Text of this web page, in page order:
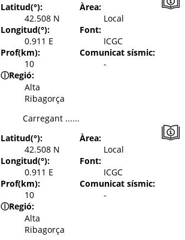
Latitud(°):
42.508 N
Longitud(°):
0.911 E
Prof(km):
10
ⓘRegió:
Alta
Ribagorça
Àrea:
Local
Font:
ICGC
Comunicat sísmic:
-
Carregant ......
Latitud(°):
42.508 N
Longitud(°):
0.911 E
Prof(km):
10
ⓘRegió:
Alta
Ribagorça
Àrea:
Local
Font:
ICGC
Comunicat sísmic:
-